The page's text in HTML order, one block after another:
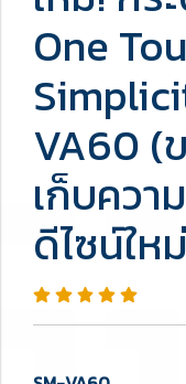
One
VA60 (
เก็บควา
ดีไซน์ให